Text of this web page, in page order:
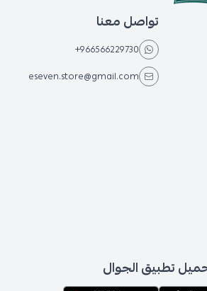
تواصل معنا
+966566229730
eseven.store@gmail.com
تطبيق الجوال